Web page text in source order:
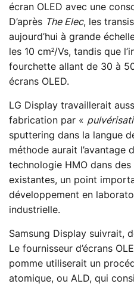
écran OLED avec une
D’après The Elec, les
aujourd’hui à grande
les 10 cm²/Vs, tandis que
fourchette allant de 30 à
écrans OLED.
LG Display travaillerait
fabrication par «
sputtering dans la langue
méthode aurait l’avantage
technologie HMO dans
existantes, un point
développement en
industrielle.
Samsung Display suivrait,
Le fournisseur d’écrans
pomme utiliserait un
atomique, ou ALD, qui